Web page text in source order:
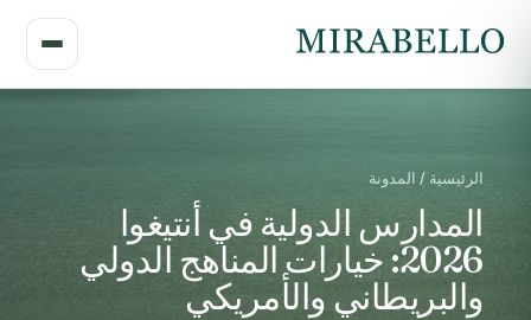
الرئيسية / المدونة
المدارس الدولية في أنتيغوا
2026: خيارات المناهج الدولي
والبريطاني والأمريكي